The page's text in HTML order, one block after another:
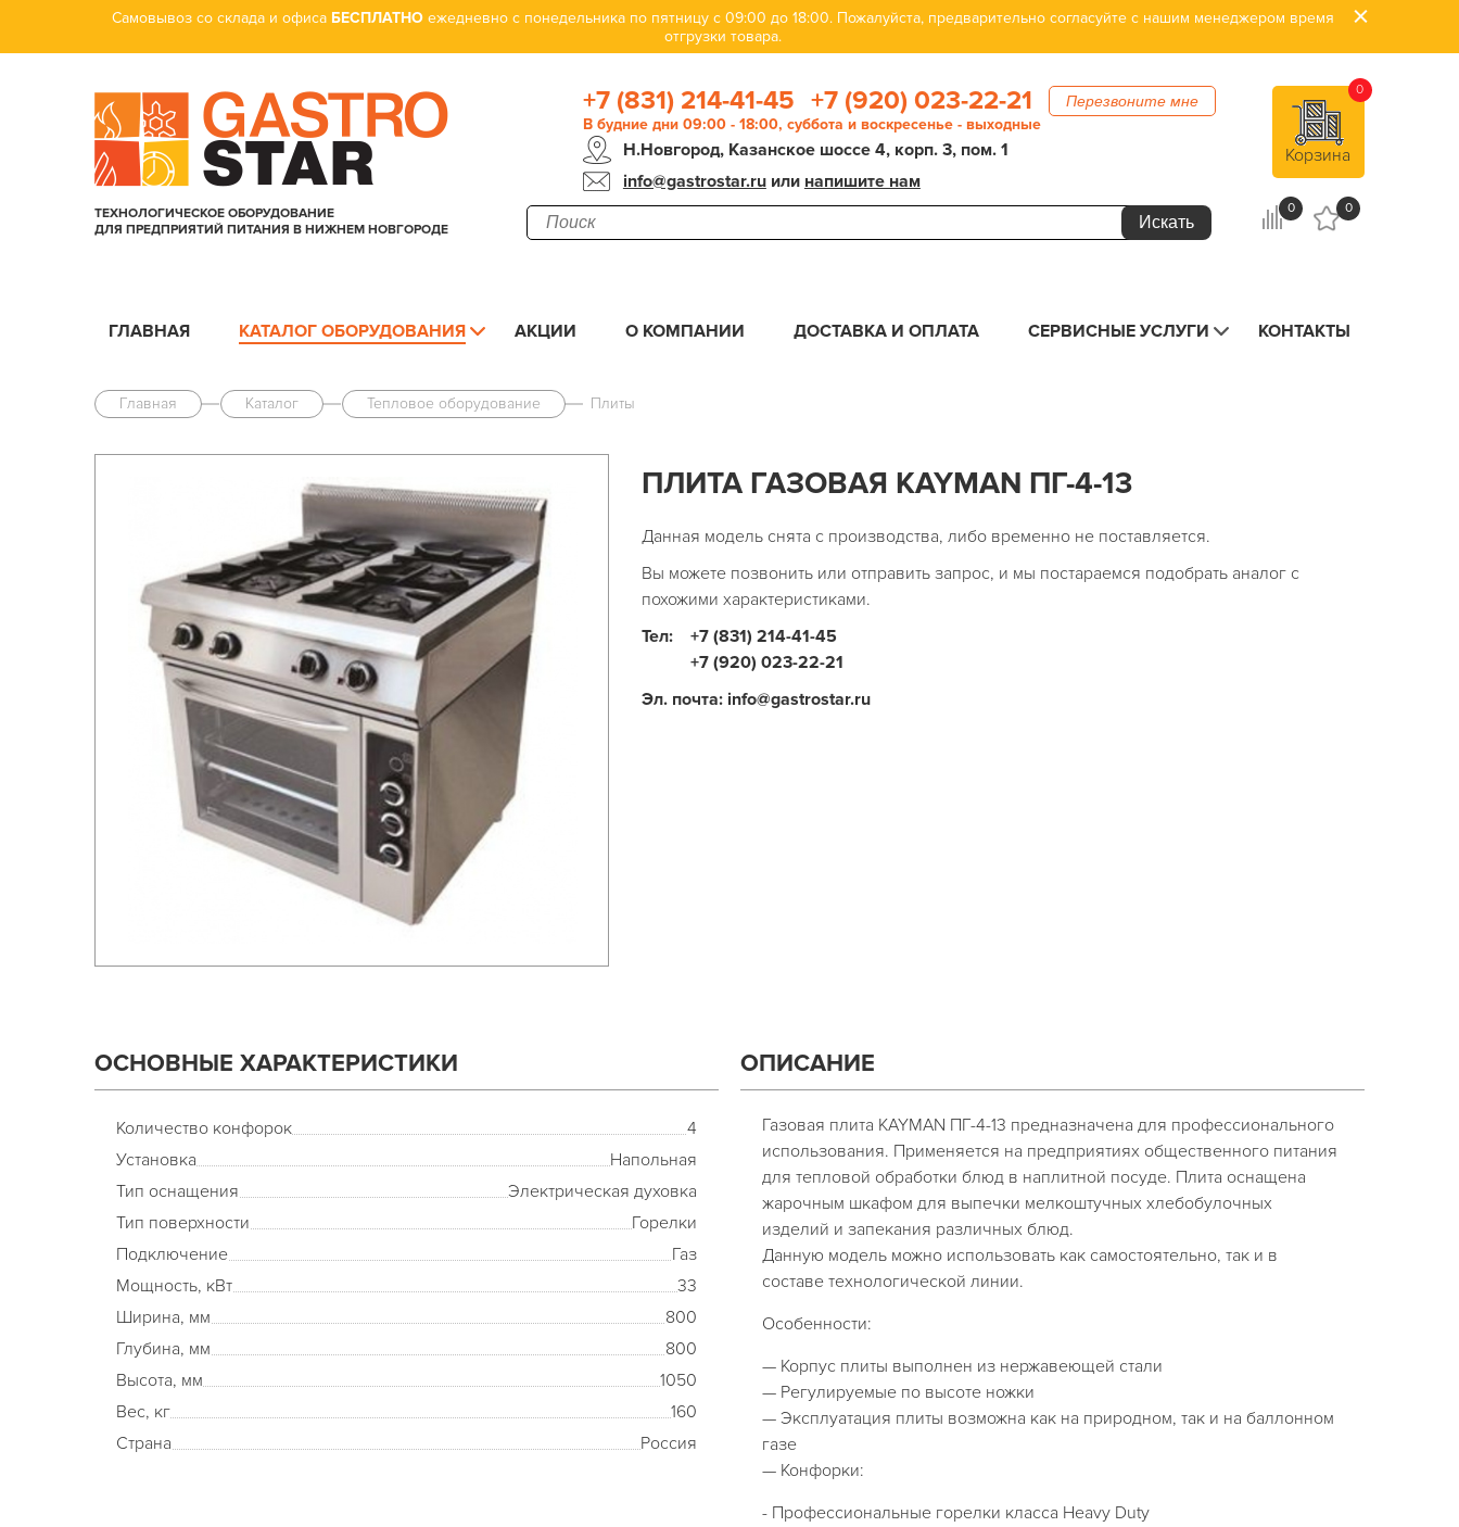
Самовывоз со склада и офиса БЕСПЛАТНО ежедневно с понедельника по пятницу с 09:00 до 18:00. Пожалуйста, предварительно согласуйте с нашим менеджером время
отгрузки товара.
ТЕХНОЛОГИЧЕСКОЕ ОБОРУДОВАНИЕ
ДЛЯ ПРЕДПРИЯТИЙ ПИТАНИЯ В НИЖНЕМ НОВГОРОДЕ
+7 (831) 214-41-45 +7 (920) 023-22-21 Перезвоните мне
В будние дни 09:00 - 18:00, суббота и воскресенье - выходные
Н.Новгород, Казанское шоссе 4, корп. 3, пом. 1
info@gastrostar.ruили напишите нам
Корзина
0
0 0
ГЛАВНАЯ КАТАЛОГ ОБОРУДОВАНИЯ АКЦИИ О КОМПАНИИ ДОСТАВКА И ОПЛАТА СЕРВИСНЫЕ УСЛУГИ КОНТАКТЫ
Главная Каталог Тепловое оборудование Плиты
ПЛИТА ГАЗОВАЯ KAYMAN ПГ-4-13
Данная модель снята с производства, либо временно не поставляется.
Вы можете позвонить или отправить запрос, и мы постараемся подобрать аналог с
похожими характеристиками.
Тел:
+7 (831) 214-41-45
+7 (920) 023-22-21
Эл. почта: info@gastrostar.ru
ОСНОВНЫЕ ХАРАКТЕРИСТИКИ
Количество конфорок
4
Установка
Напольная
Тип оснащения
Электрическая духовка
Тип поверхности
Горелки
Подключение
Газ
Мощность, кВт
33
Ширина, мм
800
Глубина, мм
800
Высота, мм
1050
Вес, кг
160
Страна
Россия
ОПИСАНИЕ
Газовая плита KAYMAN ПГ-4-13 предназначена для профессионального
использования. Применяется на предприятиях общественного питания
для тепловой обработки блюд в наплитной посуде. Плита оснащена
жарочным шкафом для выпечки мелкоштучных хлебобулочных
изделий и запекания различных блюд.
Данную модель можно использовать как самостоятельно, так и в
составе технологической линии.
Особенности:
— Корпус плиты выполнен из нержавеющей стали
— Регулируемые по высоте ножки
— Эксплуатация плиты возможна как на природном, так и на баллонном
газе
— Конфорки:
- Профессиональные горелки класса Heavy Duty